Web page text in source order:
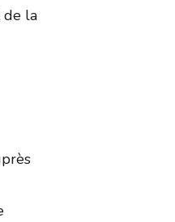
de la